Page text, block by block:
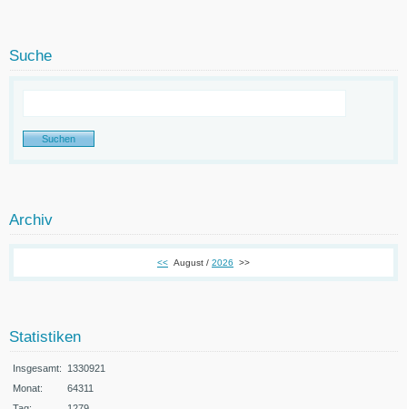
Suche
Archiv
<< August / 2026 >>
Statistiken
Insgesamt: 1330921
Monat:
64311